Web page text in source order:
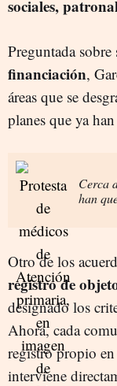
sociales,
Preguntada
financiación,
áreas que se
planes que ya
Cerca
han
Otro de los
registro de
designado los
Ahora, cada
registro propio
interviene